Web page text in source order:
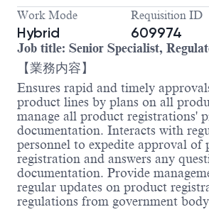
Work Mode
Hybrid
Requisition ID
609974
Job title: Senior Specialist,
【業務内容】
Ensures rapid and timely
product lines by plans on all
manage all product registrations'
documentation. Interacts with
personnel to expedite approval of
registration and answers any
documentation. Provide
regular updates on product
regulations from government